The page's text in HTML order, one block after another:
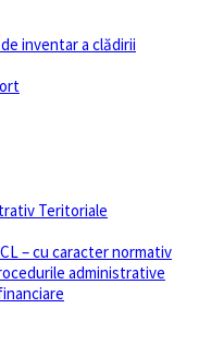
inventar a clădirii
Teritoriale
– cu caracter normativ
administrative